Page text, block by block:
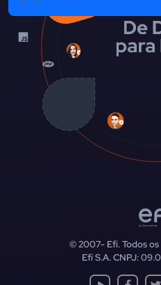
© 2007-Efí. Todos
Efí S.A. CNPJ: